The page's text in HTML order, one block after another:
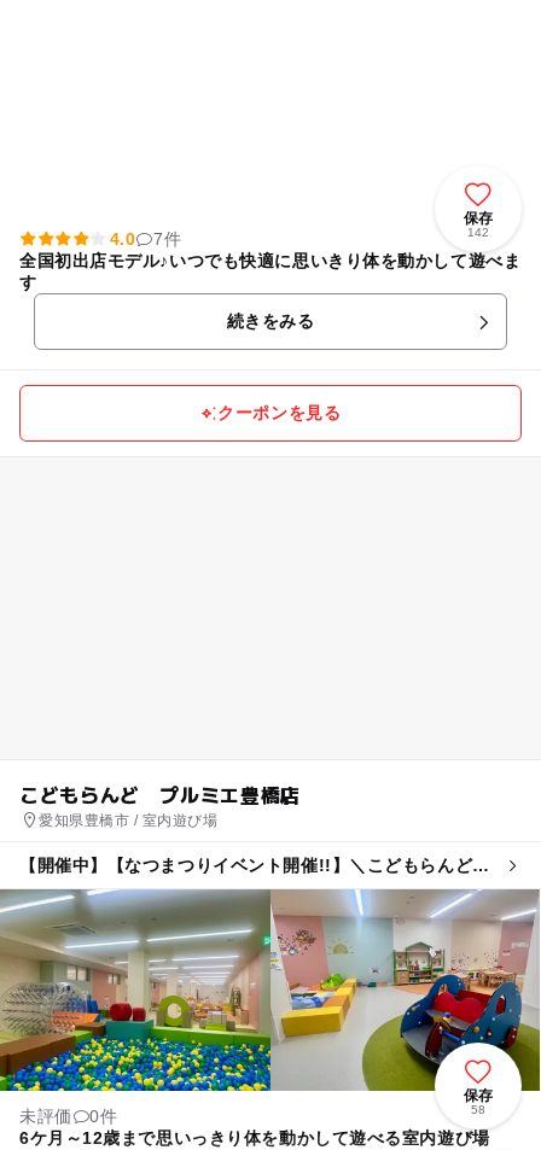
保存
142
4.0
7件
全国初出店モデル♪いつでも快適に思いきり体を動かして遊べま
す
続きをみる
クーポンを見る
こどもらんど プルミエ豊橋店
愛知県豊橋市 / 室内遊び場
【開催中】【なつまつりイベント開催!!】＼こどもらんど縁
保存
58
未評価
0件
6ケ月～12歳まで思いっきり体を動かして遊べる室内遊び場